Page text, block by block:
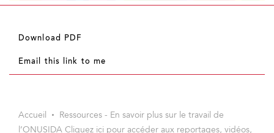
Download PDF
Email this link to me
Accueil
Ressources - En savoir plus sur le travail de
l’ONUSIDA Cliquez ici pour accéder aux reportages, vidéos,